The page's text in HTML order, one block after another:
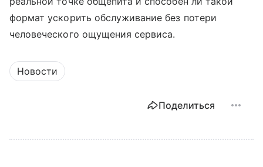
формат ускорить обслуживание без потери
человеческого ощущения сервиса.
Новости
Поделиться